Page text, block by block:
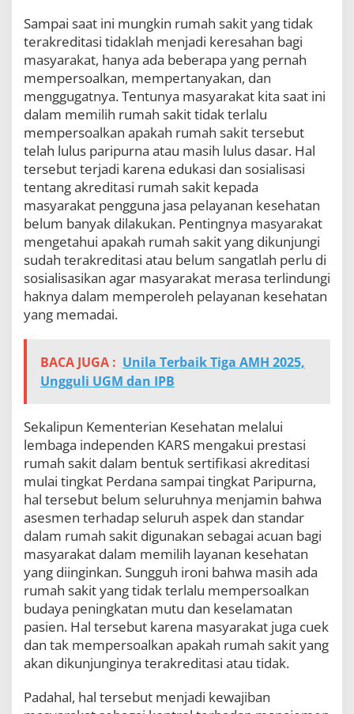
Sampai saat ini mungkin rumah sakit yang tidak
terakreditasi tidaklah menjadi keresahan bagi
masyarakat, hanya ada beberapa yang pernah
mempersoalkan, mempertanyakan, dan
menggugatnya. Tentunya masyarakat kita saat ini
dalam memilih rumah sakit tidak terlalu
mempersoalkan apakah rumah sakit tersebut
telah lulus paripurna atau masih lulus dasar. Hal
tersebut terjadi karena edukasi dan sosialisasi
tentang akreditasi rumah sakit kepada
masyarakat pengguna jasa pelayanan kesehatan
belum banyak dilakukan. Pentingnya masyarakat
mengetahui apakah rumah sakit yang dikunjungi
sudah terakreditasi atau belum sangatlah perlu di
sosialisasikan agar masyarakat merasa terlindungi
haknya dalam memperoleh pelayanan kesehatan
yang memadai.
BACA JUGA : Unila Terbaik Tiga AMH 2025,
Ungguli UGM dan IPB
Sekalipun Kementerian Kesehatan melalui
lembaga independen KARS mengakui prestasi
rumah sakit dalam bentuk sertifikasi akreditasi
mulai tingkat Perdana sampai tingkat Paripurna,
hal tersebut belum seluruhnya menjamin bahwa
asesmen terhadap seluruh aspek dan standar
dalam rumah sakit digunakan sebagai acuan bagi
masyarakat dalam memilih layanan kesehatan
yang diinginkan. Sungguh ironi bahwa masih ada
rumah sakit yang tidak terlalu mempersoalkan
budaya peningkatan mutu dan keselamatan
pasien. Hal tersebut karena masyarakat juga cuek
dan tak mempersoalkan apakah rumah sakit yang
akan dikunjunginya terakreditasi atau tidak.
Padahal, hal tersebut menjadi kewajiban